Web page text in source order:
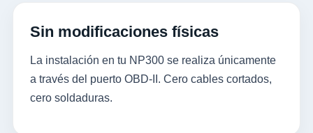
Sin modificaciones físicas
La instalación en tu NP300 se realiza únicamente
a través del puerto OBD-II. Cero cables cortados,
cero soldaduras.